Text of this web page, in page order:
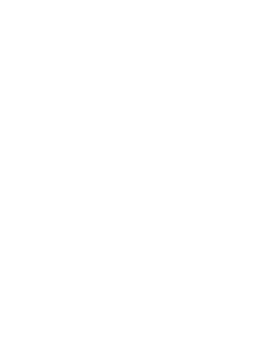
合擴大機推出時已讓多數人為之
，兼顧無線傳輸、高解析播放與
的體積，完全不受空間、環境限